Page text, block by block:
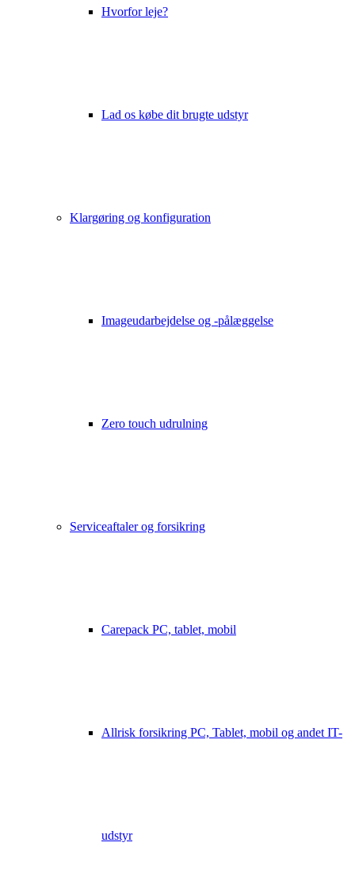
Hvorfor leje?
Lad os købe dit brugte udstyr
Klargøring og konfiguration
Imageudarbejdelse og -pålæggelse
Zero touch udrulning
Serviceaftaler og forsikring
Carepack PC, tablet, mobil
Allrisk forsikring PC, Tablet, mobil og andet IT-
udstyr